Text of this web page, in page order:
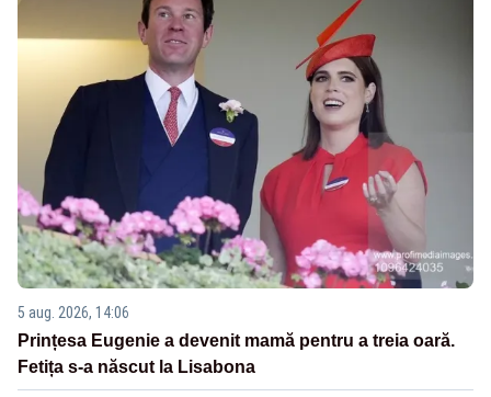
5 aug. 2026, 14:06
Prințesa Eugenie a devenit mamă pentru a treia oară.
Fetița s-a născut la Lisabona